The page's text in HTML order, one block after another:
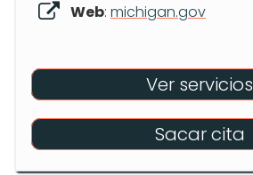
Web: michigan.gov
Ver servicios
Sacar cita